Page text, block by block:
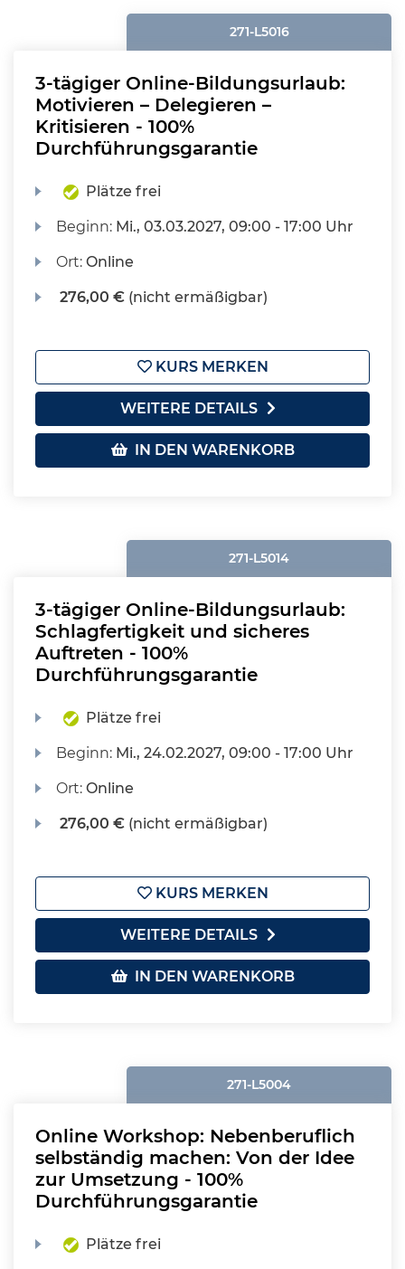
271-L5016
3-tägiger Online-Bildungsurlaub:
Motivieren – Delegieren –
Kritisieren - 100%
Durchführungsgarantie
Plätze frei
Beginn: Mi., 03.03.2027, 09:00 - 17:00 Uhr
Ort:Online
276,00 € (nicht ermäßigbar)
KURS MERKEN
WEITERE DETAILS
IN DEN WARENKORB
271-L5014
3-tägiger Online-Bildungsurlaub:
Schlagfertigkeit und sicheres
Auftreten - 100%
Durchführungsgarantie
Plätze frei
Beginn: Mi., 24.02.2027, 09:00 - 17:00 Uhr
Ort:Online
276,00 € (nicht ermäßigbar)
KURS MERKEN
WEITERE DETAILS
IN DEN WARENKORB
271-L5004
Online Workshop: Nebenberuflich
selbständig machen: Von der Idee
zur Umsetzung - 100%
Durchführungsgarantie
Plätze frei